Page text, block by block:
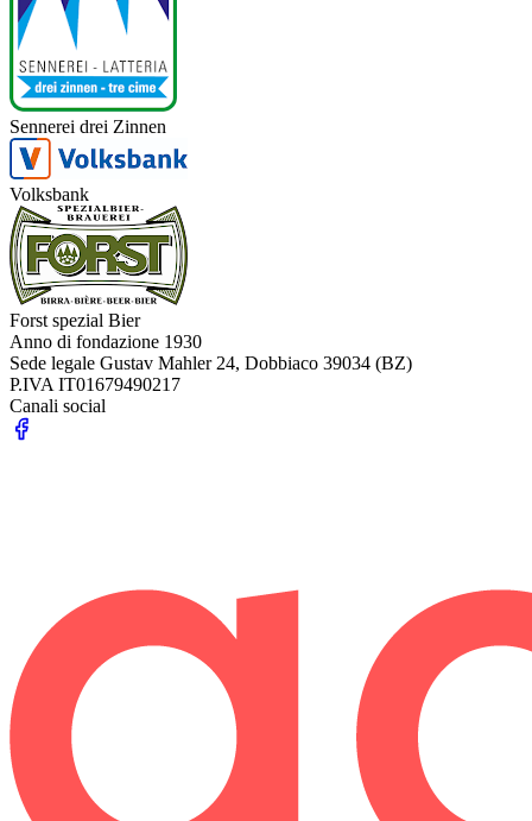
Sennerei drei Zinnen
Volksbank
Forst spezial Bier
Anno di fondazione 1930
Sede legale Gustav Mahler 24, Dobbiaco 39034 (BZ)
P.IVA IT01679490217
Canali social